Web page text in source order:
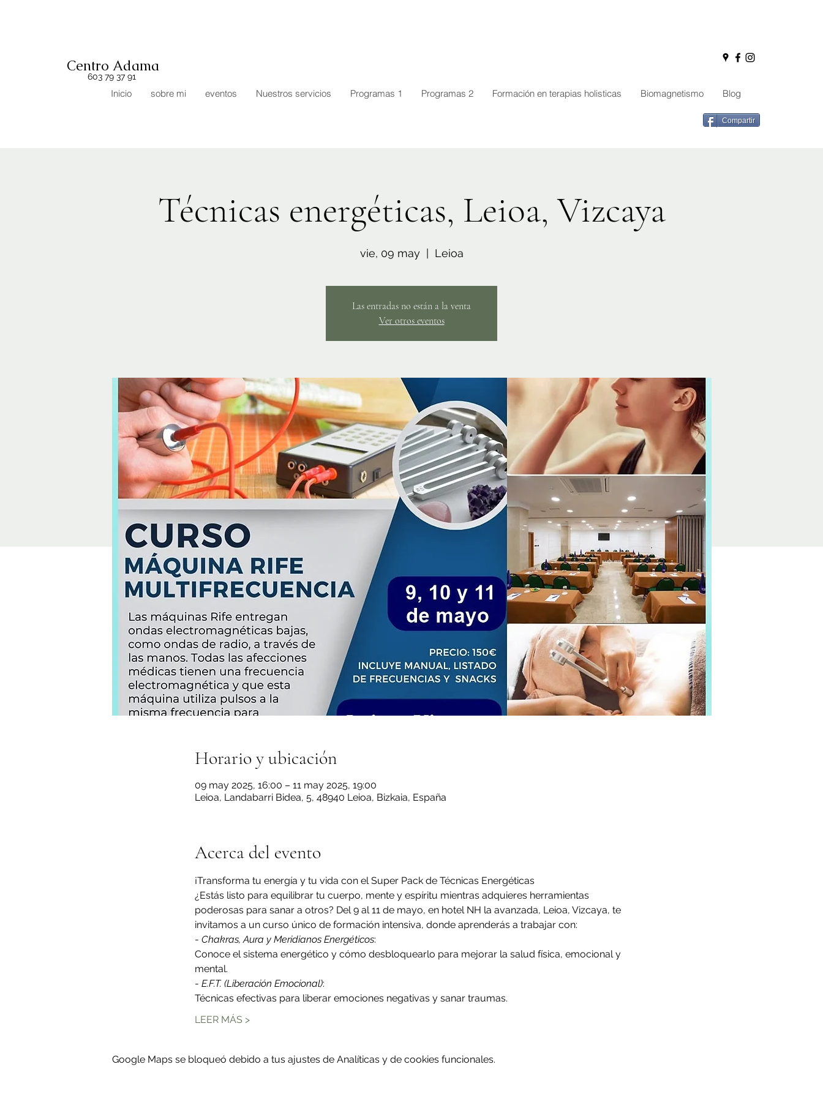
Centro Adama
603 79 37 91
Inicio sobre mi eventos Nuestros servicios Programas 1 Programas 2 Formación en terapias holisticas Biomagnetismo Blog
Compartir
Técnicas energéticas, Leioa, Vizcaya
vie, 09 may
  |
Leioa
Las entradas no están a la venta
Ver otros eventos
Horario y ubicación
09 may 2025, 16:00 – 11 may 2025, 19:00
Leioa, Landabarri Bidea, 5, 48940 Leioa, Bizkaia, España
Acerca del evento
¡Transforma tu energía y tu vida con el Super Pack de Técnicas Energéticas
¿Estás listo para equilibrar tu cuerpo, mente y espíritu mientras adquieres herramientas
poderosas para sanar a otros? Del 9 al 11 de mayo, en hotel NH la avanzada, Leioa, Vizcaya, te
invitamos a un curso único de formación intensiva, donde aprenderás a trabajar con:
- Chakras, Aura y Meridianos Energéticos:
Conoce el sistema energético y cómo desbloquearlo para mejorar la salud física, emocional y
mental.
- E.F.T. (Liberación Emocional):
Técnicas efectivas para liberar emociones negativas y sanar traumas.
LEER MÁS >
Google Maps se bloqueó debido a tus ajustes de Analíticas y de cookies funcionales.